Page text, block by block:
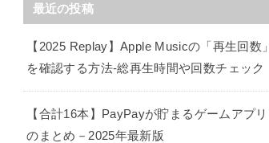
最近の投稿
【2025 Replay】Apple Musicの「再生回数」
を確認する方法-総再生時間や回数チェック
【合計16本】PayPayが貯まるゲームアプリ
のまとめ－2025年最新版